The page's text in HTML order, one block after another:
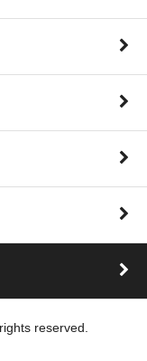
reserved.